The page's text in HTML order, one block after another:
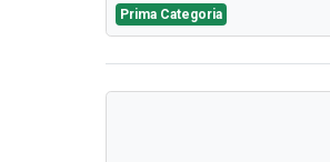
Prima Categoria